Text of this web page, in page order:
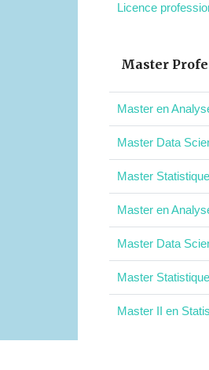
Licence
Master
Master en
Master Data
Master
Master en
Master Data
Master
Master II en